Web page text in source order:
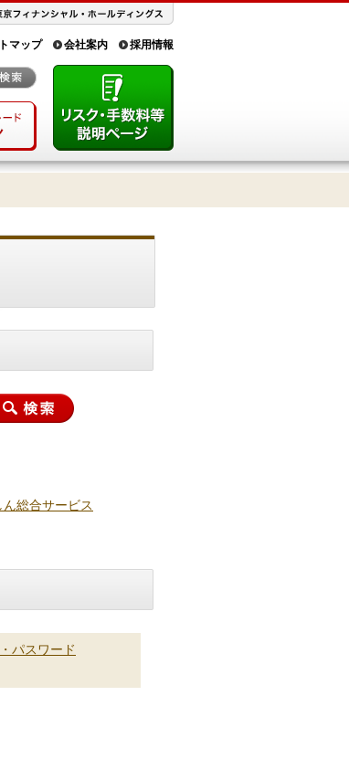
マップ 会社案内 採用情報
ん総合サービス
パスワード